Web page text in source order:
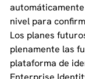
nivel para
Los planes
plenamente las
plataforma de